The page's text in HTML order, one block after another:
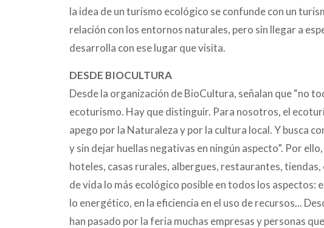
la idea de un turismo ecológico se confunde con un
relación con los entornos naturales, pero sin llegar a
desarrolla con ese lugar que visita.
DESDE BIOCULTURA
Desde la organización de BioCultura, señalan que “no
ecoturismo. Hay que distinguir. Para nosotros, el
apego por la Naturaleza y por la cultura local. Y busca
y sin dejar huellas negativas en ningún aspecto”. Por
hoteles, casas rurales, albergues, restaurantes,
de vida lo más ecológico posible en todos los aspectos:
lo energético, en la eficiencia en el uso de recursos...
han pasado por la feria muchas empresas y personas